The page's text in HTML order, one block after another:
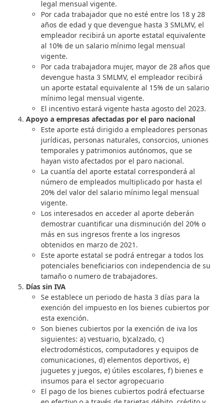
legal mensual vigente.
Por cada trabajador que no esté entre los 18 y 28
años de edad y que devengue hasta 3 SMLMV, el
empleador recibirá un aporte estatal equivalente
al 10% de un salario mínimo legal mensual
vigente.
Por cada trabajadora mujer, mayor de 28 años que
devengue hasta 3 SMLMV, el empleador recibirá
un aporte estatal equivalente al 15% de un salario
mínimo legal mensual vigente.
El incentivo estará vigente hasta agosto del 2023.
Apoyo a empresas afectadas por el paro nacional
Este aporte está dirigido a empleadores personas
jurídicas, personas naturales, consorcios, uniones
temporales y patrimonios autónomos, que se
hayan visto afectados por el paro nacional.
La cuantía del aporte estatal corresponderá al
número de empleados multiplicado por hasta el
20% del valor del salario mínimo legal mensual
vigente.
Los interesados en acceder al aporte deberán
demostrar cuantificar una disminución del 20% o
más en sus ingresos frente a los ingresos
obtenidos en marzo de 2021.
Este aporte estatal se podrá entregar a todos los
potenciales beneficiarios con independencia de su
tamaño o numero de trabajadores.
Días sin IVA
Se establece un periodo de hasta 3 días para la
exención del impuesto en los bienes cubiertos por
esta exención.
Son bienes cubiertos por la exención de iva los
siguientes: a) vestuario, b)calzado, c)
electrodomésticos, computadores y equipos de
comunicaciones, d) elementos deportivos, e)
juguetes y juegos, e) útiles escolares, f) bienes e
insumos para el sector agropecuario
El pago de los bienes cubiertos podrá efectuarse